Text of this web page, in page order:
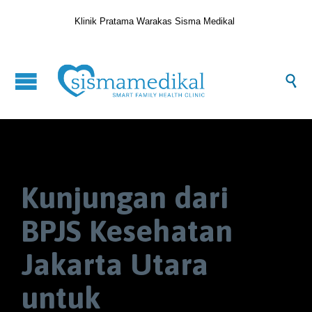
Klinik Pratama Warakas Sisma Medikal

Kunjungan dari
BPJS Kesehatan
Jakarta Utara
untuk